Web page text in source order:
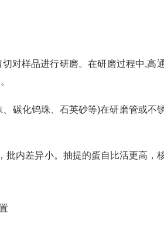
对样品进行研磨。在研磨过程中,高
碳化钨珠、石英砂等)在研磨管或不
批内差异小。抽提的蛋自比活更高，